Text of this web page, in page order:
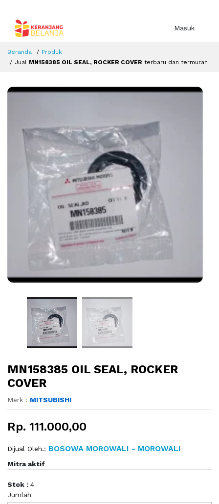
Masuk
Beranda
Produk
Jual MN158385 OIL SEAL, ROCKER COVER terbaru dan termurah
MN158385 OIL SEAL, ROCKER
COVER
Merk : MITSUBISHI
Rp. 111.000,00
Dijual Oleh.: BOSOWA MOROWALI - MOROWALI
Mitra aktif
Stok : 4
Jumlah